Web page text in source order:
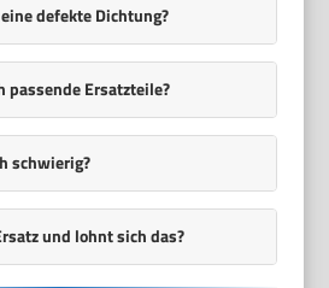
defekte Dichtung?
passende Ersatzteile?
schwierig?
und lohnt sich das?